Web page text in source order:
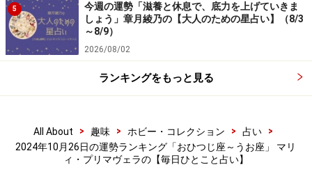
7位：うお座／魚座（2月19日～3月20日生
まれ）
2024年10月26日の運勢「うお座」
将来のマネープランを考える吉日。保険、積み立ての検
討を。
5
今週の運勢「滋養と休息で、底力を上げていきま
しょう」章月綾乃の【大人のための星占い】（8/3
～8/9）
2026/08/02
ランキングをもっと見る
All About > 趣味 > ホビー・コレクション > 占い
>
2024年10月26日の運勢ランキング「おひつじ座～うお座」 マリ
ィ・プリマヴェラの【毎日ひとこと占い】